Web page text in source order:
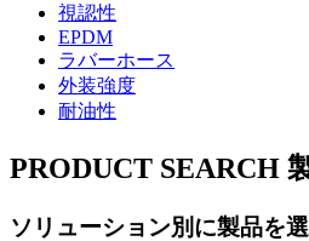
視認性
EPDM
ラバーホース
外装強度
耐油性
PRODUCT SEARCH
ソリューション別に製品を